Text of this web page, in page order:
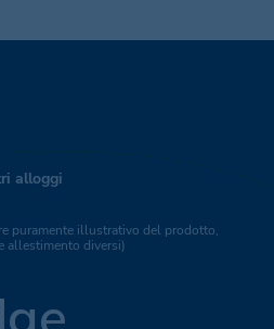
alloggi
puramente illustrativo del prodotto,
allestimento diversi)